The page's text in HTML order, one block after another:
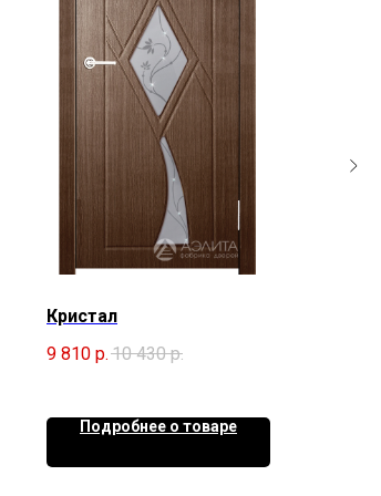
Кристал
9 810 р. 10 430 р.
Подробнее о товаре